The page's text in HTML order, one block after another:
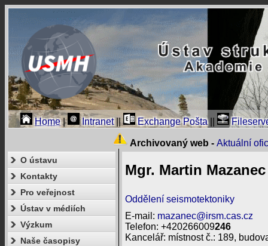
Home| Intranet|| Exchange Pošta
Archivovaný web - Aktuální
O ústavu
Kontakty
Pro veřejnost
Ústav v médiích
Výzkum
Naše časopisy
Mgr. Martin Mazanec
Oddělení seismotektoniky
E-mail: mazanec@irsm.cas.cz
Telefon: +420266009246
Kancelář: místnost č.: 189,